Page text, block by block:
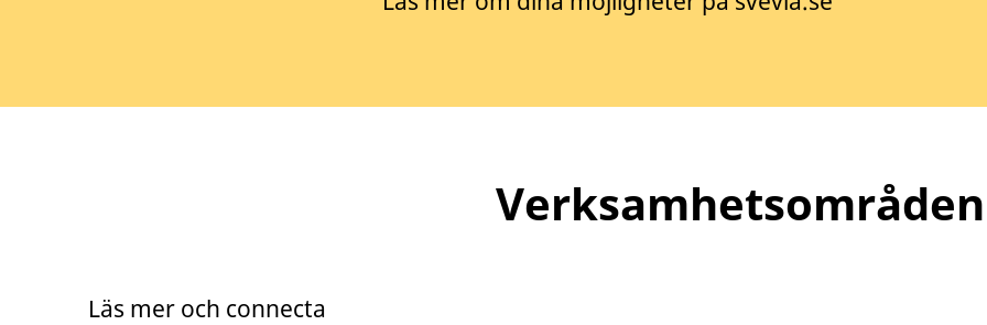
Verksamhetsområden
Läs mer och connecta